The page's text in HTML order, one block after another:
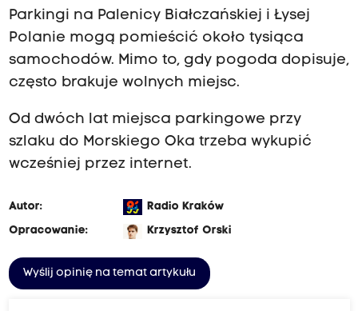
Parkingi na Palenicy Białczańskiej i Łysej
Polanie mogą pomieścić około tysiąca
samochodów. Mimo to, gdy pogoda dopisuje,
często brakuje wolnych miejsc.
Od dwóch lat miejsca parkingowe przy
szlaku do Morskiego Oka trzeba wykupić
wcześniej przez internet.
Autor:
Radio Kraków
Opracowanie:
Krzysztof Orski
Wyślij opinię na temat artykułu